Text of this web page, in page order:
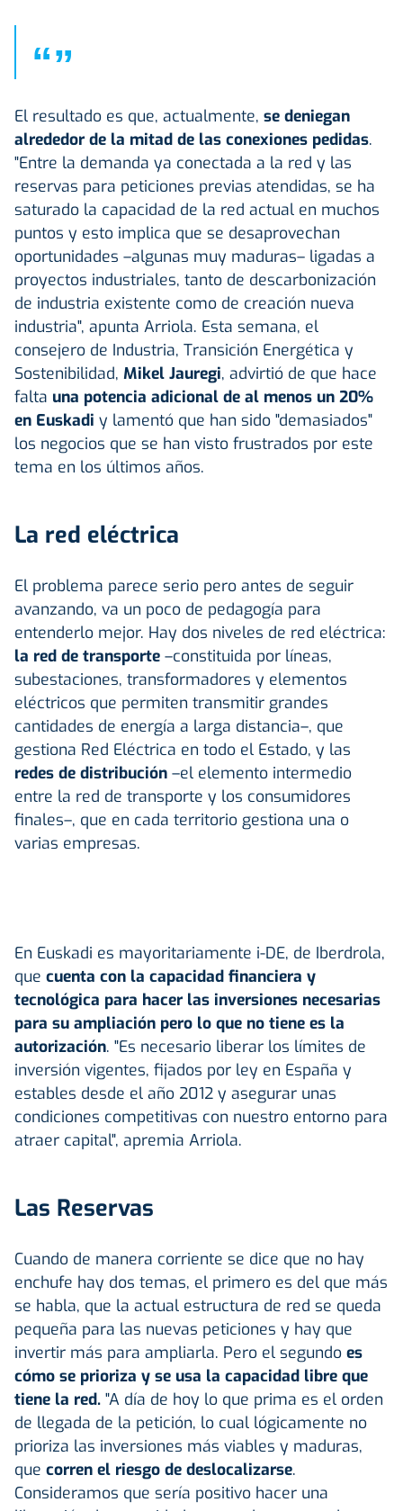
“”
El resultado es que, actualmente, se deniegan
alrededor de la mitad de las conexiones pedidas.
"Entre la demanda ya conectada a la red y las
reservas para peticiones previas atendidas, se ha
saturado la capacidad de la red actual en muchos
puntos y esto implica que se desaprovechan
oportunidades –algunas muy maduras– ligadas a
proyectos industriales, tanto de descarbonización
de industria existente como de creación nueva
industria", apunta Arriola. Esta semana, el
consejero de Industria, Transición Energética y
Sostenibilidad, Mikel Jauregi, advirtió de que hace
falta una potencia adicional de al menos un 20%
en Euskadi y lamentó que han sido "demasiados"
los negocios que se han visto frustrados por este
tema en los últimos años.
La red eléctrica
El problema parece serio pero antes de seguir
avanzando, va un poco de pedagogía para
entenderlo mejor. Hay dos niveles de red eléctrica:
la red de transporte –constituida por líneas,
subestaciones, transformadores y elementos
eléctricos que permiten transmitir grandes
cantidades de energía a larga distancia–, que
gestiona Red Eléctrica en todo el Estado, y las
redes de distribución –el elemento intermedio
entre la red de transporte y los consumidores
finales–, que en cada territorio gestiona una o
varias empresas.
En Euskadi es mayoritariamente i-DE, de Iberdrola,
que cuenta con la capacidad financiera y
tecnológica para hacer las inversiones necesarias
para su ampliación pero lo que no tiene es la
autorización. "Es necesario liberar los límites de
inversión vigentes, fijados por ley en España y
estables desde el año 2012 y asegurar unas
condiciones competitivas con nuestro entorno para
atraer capital", apremia Arriola.
Las Reservas
Cuando de manera corriente se dice que no hay
enchufe hay dos temas, el primero es del que más
se habla, que la actual estructura de red se queda
pequeña para las nuevas peticiones y hay que
invertir más para ampliarla. Pero el segundo es
cómo se prioriza y se usa la capacidad libre que
tiene la red. "A día de hoy lo que prima es el orden
de llegada de la petición, lo cual lógicamente no
prioriza las inversiones más viables y maduras,
que corren el riesgo de deslocalizarse.
Consideramos que sería positivo hacer una